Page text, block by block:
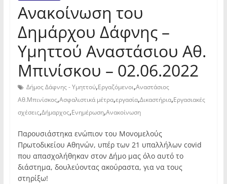
Ανακοίνωση του
Δημάρχου Δάφνης –
Υμηττού Αναστάσιου Αθ.
Μπινίσκου – 02.06.2022
Δήμος Δάφνης - Υμηττού,Εργαζόμενοι,Αναστάσιος
Αθ.Μπινίσκος,Ασφαλιστικά μέτρα,εργασία,Δικαστήρια,Εργασιακές
σχέσεις,Δήμαρχος,Ενημέρωση,Ανακοίνωση
Παρουσιάστηκα ενώπιον του Μονομελούς
Πρωτοδικείου Αθηνών, υπέρ των 21 υπαλλήλων covid
που απασχολήθηκαν στον Δήμο μας όλο αυτό το
διάστημα, δουλεύοντας ακούραστα, για να τους
στηρίξω!